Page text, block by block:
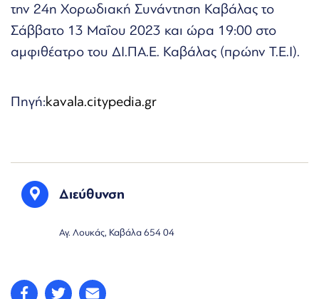
την 24η Χορωδιακή Συνάντηση Καβάλας το
Σάββατο 13 Μαΐου 2023 και ώρα 19:00 στο
αμφιθέατρο του ΔΙ.ΠΑ.Ε. Καβάλας (πρώην Τ.Ε.Ι).
Πηγή:kavala.citypedia.gr
Διεύθυνση
Αγ. Λουκάς, Καβάλα 654 04